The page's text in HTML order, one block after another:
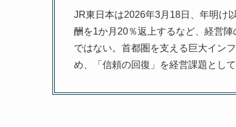
JR東日本は2026年3月18日、年明け
酬を1か月20％返上するなど、経営
ではない。首都圏を支える巨大イン
め、「信頼の回復」を経営課題とし